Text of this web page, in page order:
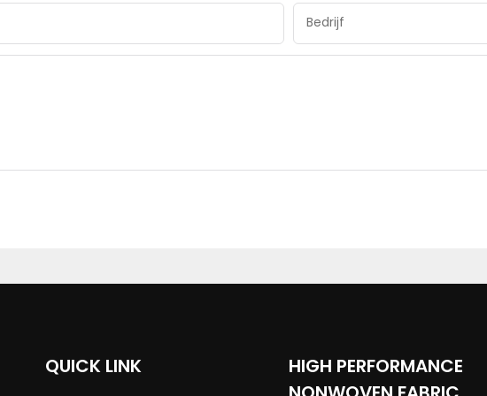
Bedrijf
QUICK LINK
HIGH PERFORMANCE